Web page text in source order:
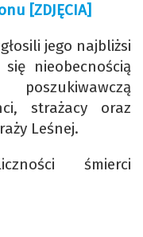
[ZDJĘCIA]
jego najbliżsi
się nieobecnością
strażacy oraz
Leśnej.
śmierci